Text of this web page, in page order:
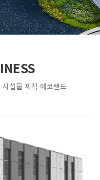
설물 제작 에코랜드